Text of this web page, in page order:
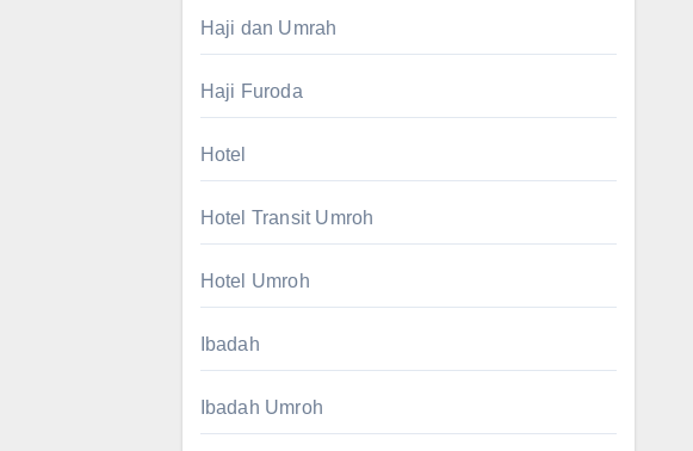
Haji dan Umrah
Haji Furoda
Hotel
Hotel Transit Umroh
Hotel Umroh
Ibadah
Ibadah Umroh